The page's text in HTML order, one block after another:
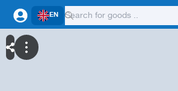
EN